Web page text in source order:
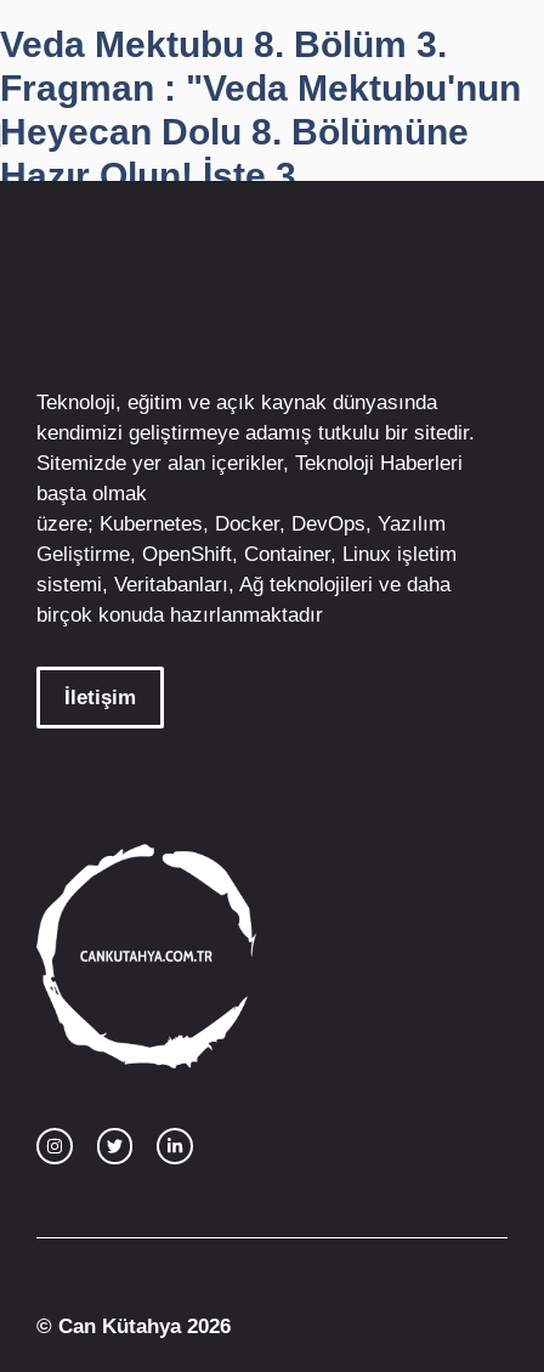
Veda Mektubu 8. Bölüm 3.
Fragman : "Veda Mektubu'nun
Heyecan Dolu 8. Bölümüne
Hazır Olun! İşte 3. ...
Teknoloji, eğitim ve açık kaynak dünyasında
kendimizi geliştirmeye adamış tutkulu bir sitedir.
Sitemizde yer alan içerikler, Teknoloji Haberleri
başta olmak
üzere; Kubernetes, Docker, DevOps, Yazılım
Geliştirme, OpenShift, Container, Linux işletim
sistemi, Veritabanları, Ağ teknolojileri ve daha
birçok konuda hazırlanmaktadır
İletişim
© Can Kütahya 2026